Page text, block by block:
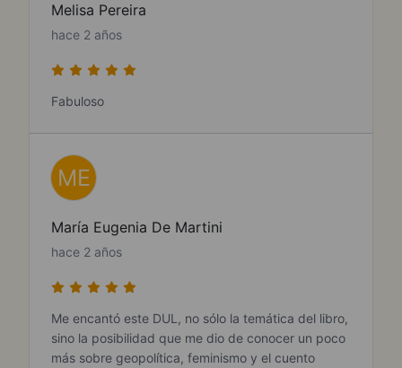
Melisa Pereira
hace 2 años
Fabuloso
ME
María Eugenia De Martini
hace 2 años
Me encantó este DUL, no sólo la temática del libro,
sino la posibilidad que me dio de conocer un poco
más sobre geopolítica, feminismo y el cuento